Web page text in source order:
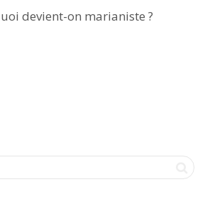
devient-on marianiste ?